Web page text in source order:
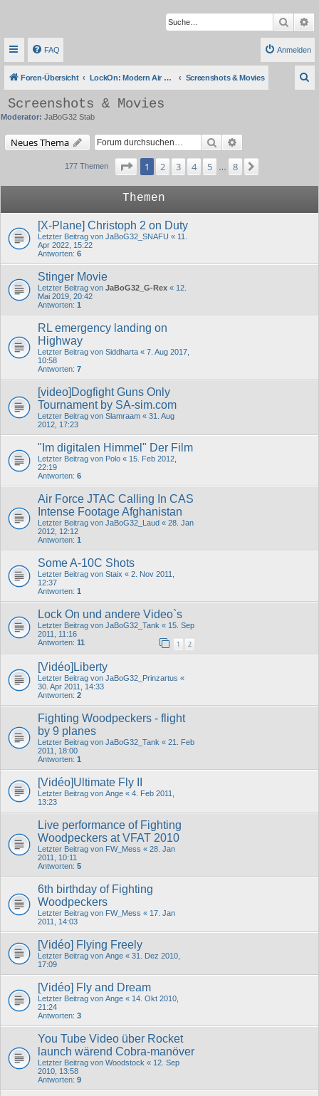
Suche
FAQ Anmelden
Foren-Übersicht LockOn: Modern Air Combat Simulation Screenshots & Movies
Screenshots & Movies
Moderator: JaBoG32 Stab
Neues Thema Suche
177 Themen Seite von
1 2 3 4 5 8
Themen
[X-Plane] Christoph 2 on Duty
Letzter Beitrag von JaBoG32_SNAFU « 11.
Apr 2022, 15:22
Antworten: 6
Stinger Movie
Letzter Beitrag von JaBoG32_G-Rex « 12.
Mai 2019, 20:42
Antworten: 1
RL emergency landing on
Highway
Letzter Beitrag von Siddharta « 7. Aug 2017,
10:58
Antworten: 7
[video]Dogfight Guns Only
Tournament by SA-sim.com
Letzter Beitrag von Slamraam « 31. Aug
2012, 17:23
"Im digitalen Himmel" Der Film
Letzter Beitrag von Polo « 15. Feb 2012,
22:19
Antworten: 6
Air Force JTAC Calling In CAS
Intense Footage Afghanistan
Letzter Beitrag von JaBoG32_Laud « 28. Jan
2012, 12:12
Antworten: 1
Some A-10C Shots
Letzter Beitrag von Staix « 2. Nov 2011,
12:37
Antworten: 1
Lock On und andere Video`s
Letzter Beitrag von JaBoG32_Tank « 15. Sep
2011, 11:16
Antworten: 11 1 2
[Vidéo]Liberty
Letzter Beitrag von JaBoG32_Prinzartus «
30. Apr 2011, 14:33
Antworten: 2
Fighting Woodpeckers - flight
by 9 planes
Letzter Beitrag von JaBoG32_Tank « 21. Feb
2011, 18:00
Antworten: 1
[Vidéo]Ultimate Fly II
Letzter Beitrag von Ange « 4. Feb 2011,
13:23
Live performance of Fighting
Woodpeckers at VFAT 2010
Letzter Beitrag von FW_Mess « 28. Jan
2011, 10:11
Antworten: 5
6th birthday of Fighting
Woodpeckers
Letzter Beitrag von FW_Mess « 17. Jan
2011, 14:03
[Vidéo] Flying Freely
Letzter Beitrag von Ange « 31. Dez 2010,
17:09
[Vidéo] Fly and Dream
Letzter Beitrag von Ange « 14. Okt 2010,
21:24
Antworten: 3
You Tube Video über Rocket
launch wärend Cobra-manöver
Letzter Beitrag von Woodstock « 12. Sep
2010, 13:58
Antworten: 9